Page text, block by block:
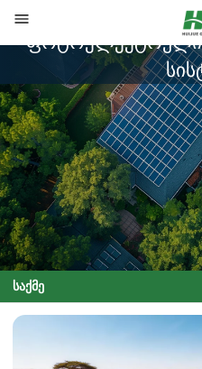
სუდანის 40
ფოტოელექტრული
საქმე